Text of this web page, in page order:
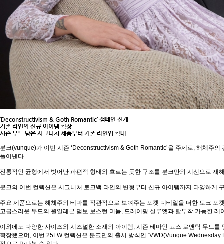
‘Deconstructivism & Goth Romantic’ 캠페인 전개
기존 라인의 신규 아이템 확장
시즌 무드 담은 시그니처 제품부터 기존 라인업 확대
분크(vunque)가 이번 시즌 ‘Deconstructivism & Goth Romantic’을 주제로, 해체주
풀어낸다.
전통적인 균형에서 벗어난 파편적 형태와 흐르는 듯한 구조를 분크만의 시선으로 재
분크의 이번 컬렉션은 시그니처 토크백 라인의 변형부터 신규 아이템까지 다양하게
주요 제품으로는 해체주의 테마를 직관적으로 보여주는 포켓 디테일을 더한 토크 포
고급스러운 무드의 원일레븐 덤보 보스턴 미듐, 드레이핑 실루엣과 탈부착 가능한
이외에도 다양한 사이즈와 시즈널한 소재의 아이템, 시즌 테마인 고스 로맨틱 무드
확장했으며, 이번 25FW 컬렉션은 분크만의 출시 방식인 ‘VWD(Vunque